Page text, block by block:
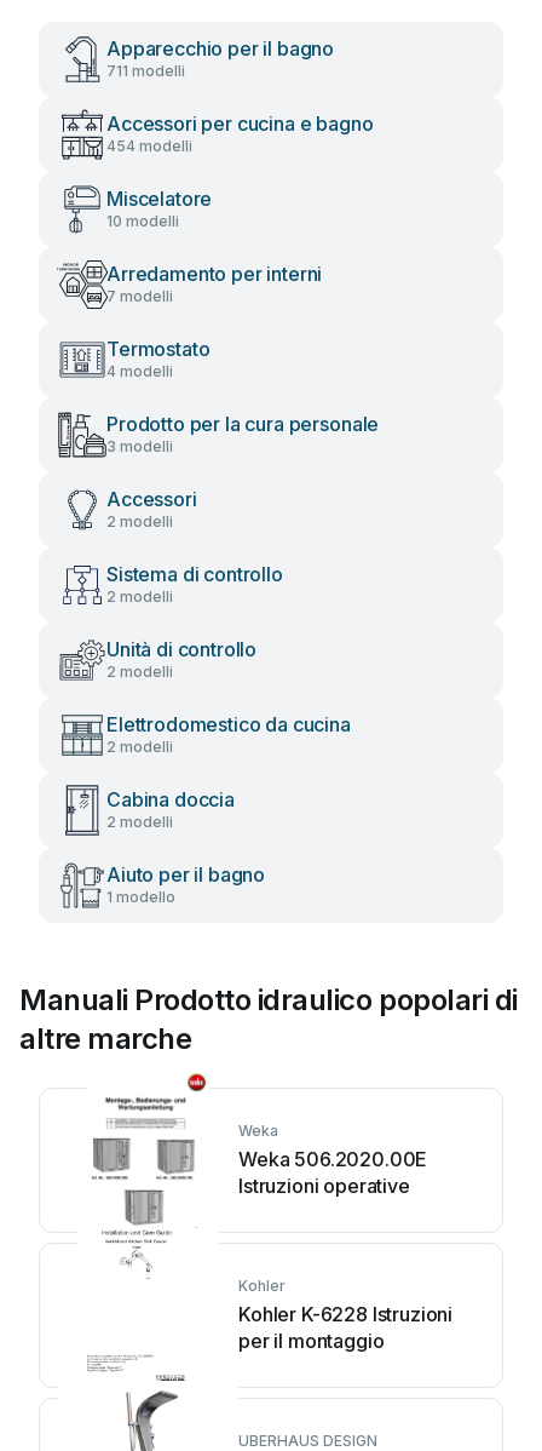
Apparecchio per il bagno
711 modelli
Accessori per cucina e bagno
454 modelli
Miscelatore
10 modelli
Arredamento per interni
7 modelli
Termostato
4 modelli
Prodotto per la cura personale
3 modelli
Accessori
2 modelli
Sistema di controllo
2 modelli
Unità di controllo
2 modelli
Elettrodomestico da cucina
2 modelli
Cabina doccia
2 modelli
Aiuto per il bagno
1 modello
Manuali Prodotto idraulico popolari di
altre marche
Weka
Weka 506.2020.00E
Istruzioni operative
Kohler
Kohler K-6228 Istruzioni
per il montaggio
UBERHAUS DESIGN